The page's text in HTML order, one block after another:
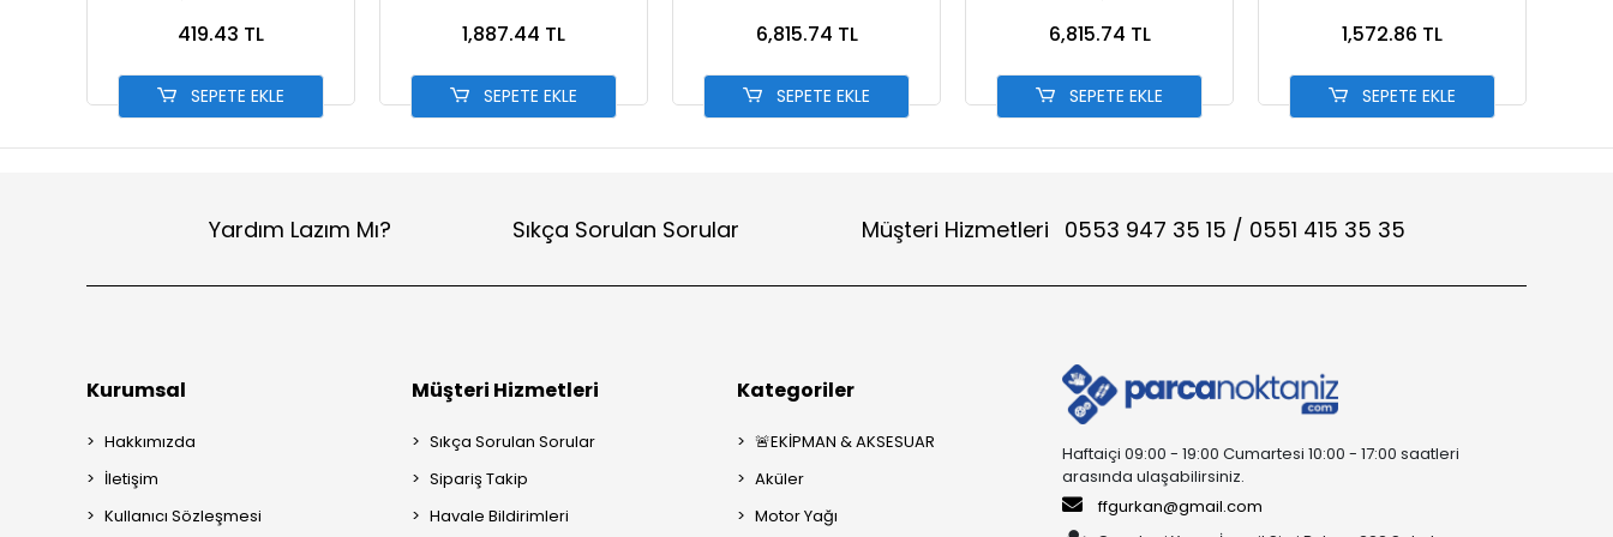
419.43 TL
SEPETE EKLE
1,887.44 TL
SEPETE EKLE
6,815.74 TL
SEPETE EKLE
6,815.74 TL
SEPETE EKLE
1,572.86 TL
SEPETE EKLE
Yardım Lazım Mı? Sıkça Sorulan Sorular Müşteri Hizmetleri 0553 947 35 15 / 0551 415 35 35
Kurumsal
Hakkımızda
İletişim
Kullanıcı Sözleşmesi
Müşteri Hizmetleri
Sıkça Sorulan Sorular
Sipariş Takip
Havale Bildirimleri
Kategoriler
🚨EKİPMAN & AKSESUAR
Aküler
Motor Yağı
Haftaiçi 09:00 - 19:00 Cumartesi 10:00 - 17:00 saatleri
arasında ulaşabilirsiniz.
ffgurkan@gmail.com